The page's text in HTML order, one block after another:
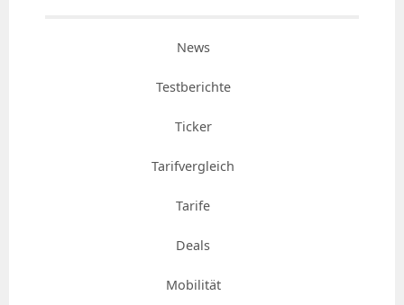
News
Testberichte
Ticker
Tarifvergleich
Tarife
Deals
Mobilität